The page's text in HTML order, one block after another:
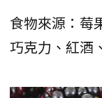
食物來源：莓
巧克力、紅酒